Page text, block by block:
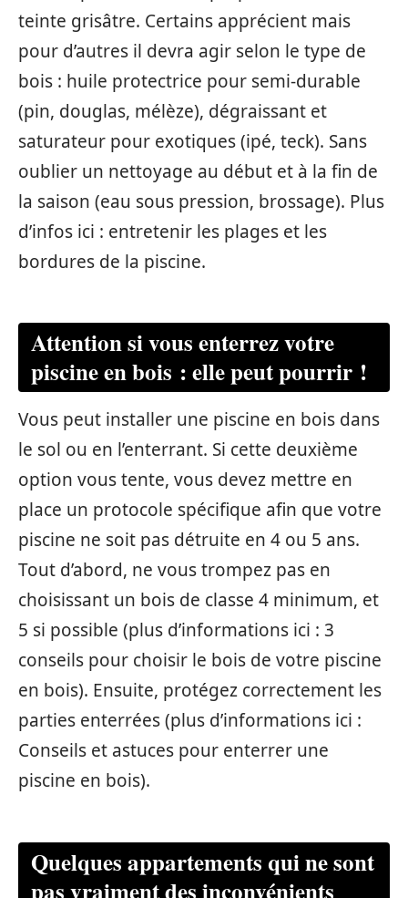
teinte grisâtre. Certains apprécient mais
pour d’autres il devra agir selon le type de
bois : huile protectrice pour semi-durable
(pin, douglas, mélèze), dégraissant et
saturateur pour exotiques (ipé, teck). Sans
oublier un nettoyage au début et à la fin de
la saison (eau sous pression, brossage). Plus
d’infos ici : entretenir les plages et les
bordures de la piscine.
Attention si vous enterrez votre
piscine en bois : elle peut pourrir !
Vous peut installer une piscine en bois dans
le sol ou en l’enterrant. Si cette deuxième
option vous tente, vous devez mettre en
place un protocole spécifique afin que votre
piscine ne soit pas détruite en 4 ou 5 ans.
Tout d’abord, ne vous trompez pas en
choisissant un bois de classe 4 minimum, et
5 si possible (plus d’informations ici : 3
conseils pour choisir le bois de votre piscine
en bois). Ensuite, protégez correctement les
parties enterrées (plus d’informations ici :
Conseils et astuces pour enterrer une
piscine en bois).
Quelques appartements qui ne sont
pas vraiment des inconvénients